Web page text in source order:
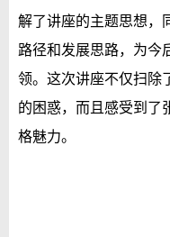
解了讲座的主题思想，
路径和发展思路，为今
领。这次讲座不仅扫除
的困惑，而且感受到了
格魅力。